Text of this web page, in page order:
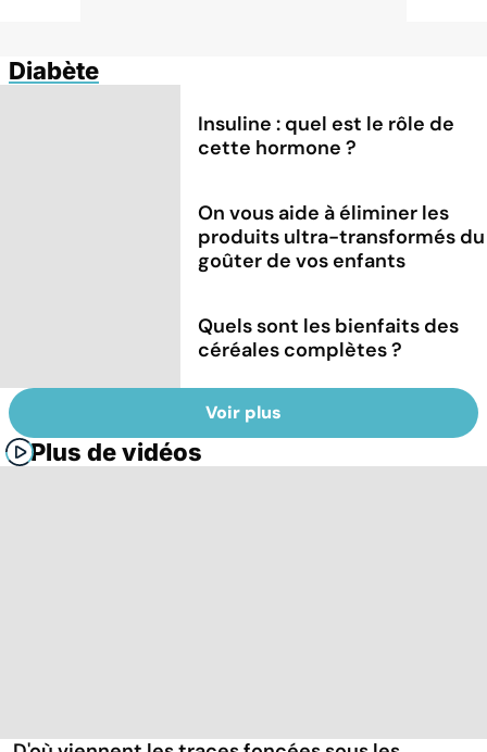
Diabète
Insuline : quel est le rôle de
cette hormone ?
On vous aide à éliminer les
produits ultra-transformés du
goûter de vos enfants
Quels sont les bienfaits des
céréales complètes ?
Voir plus
Plus de vidéos